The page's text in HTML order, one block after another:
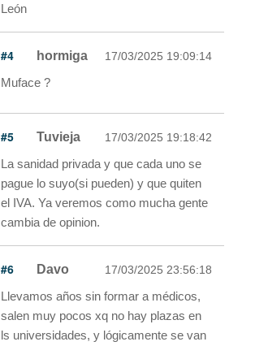
León
#4 hormiga 17/03/2025 19:09:14
Muface ?
#5 Tuvieja 17/03/2025 19:18:42
La sanidad privada y que cada uno se
pague lo suyo(si pueden) y que quiten
el IVA. Ya veremos como mucha gente
cambia de opinion.
#6 Davo 17/03/2025 23:56:18
Llevamos años sin formar a médicos,
salen muy pocos xq no hay plazas en
ls universidades, y lógicamente se van